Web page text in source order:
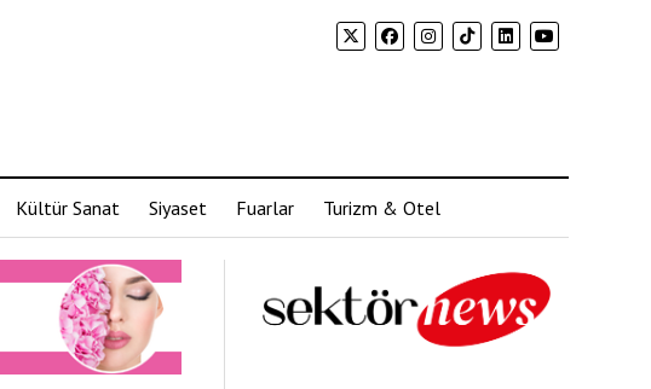
Kültür Sanat Siyaset Fuarlar Turizm & Otel